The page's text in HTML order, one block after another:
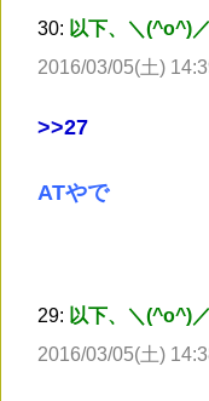
30: 以下、＼(^o^)
2016/03/05(土)
>>27
ATやで
29: 以下、＼(^o^)
2016/03/05(土)